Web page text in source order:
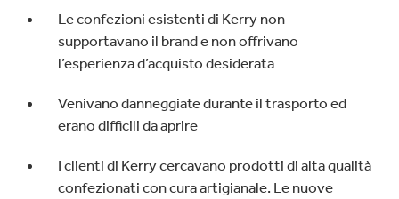
Le confezioni esistenti di Kerry non
supportavano il brand e non offrivano
l’esperienza d’acquisto desiderata
Venivano danneggiate durante il trasporto ed
erano difficili da aprire
I clienti di Kerry cercavano prodotti di alta qualità
confezionati con cura artigianale. Le nuove